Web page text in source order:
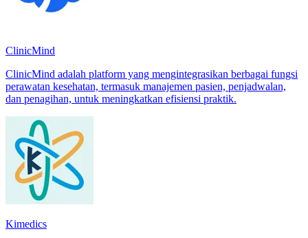
ClinicMind
ClinicMind adalah platform yang mengintegrasikan berbagai fungsi
perawatan kesehatan, termasuk manajemen pasien, penjadwalan,
dan penagihan, untuk meningkatkan efisiensi praktik.
Kimedics